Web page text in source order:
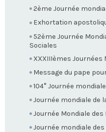
2ème Journée
Exhortation
52ème Journée
Sociales
XXXIIIèmes Journées
Message du pape
104° Journée
Journée mondiale de
Journée Mondiale des
Journée mondiale des